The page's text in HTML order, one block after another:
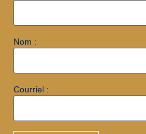
Nom :
Courriel :